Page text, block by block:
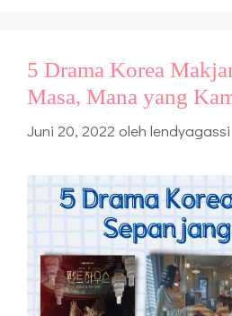
5 Drama Korea
Masa, Mana yang
Juni 20, 2022 oleh lendyagassi